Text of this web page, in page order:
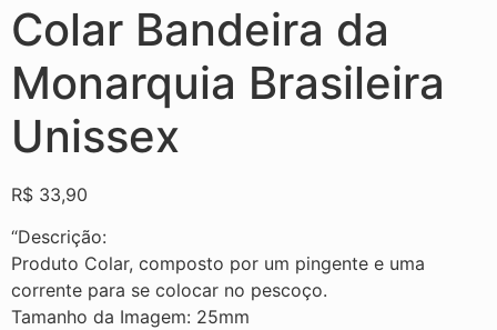
Colar Bandeira da
Monarquia Brasileira
Unissex
R$ 33,90
“Descrição:
Produto Colar, composto por um pingente e uma
corrente para se colocar no pescoço.
Tamanho da Imagem: 25mm